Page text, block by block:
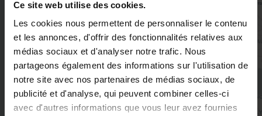
Ce site web utilise des cookies.
Les cookies nous permettent de personnaliser le contenu
et les annonces, d'offrir des fonctionnalités relatives aux
médias sociaux et d'analyser notre trafic. Nous
partageons également des informations sur l'utilisation de
notre site avec nos partenaires de médias sociaux, de
publicité et d'analyse, qui peuvent combiner celles-ci
avec d'autres informations que vous leur avez fournies
2